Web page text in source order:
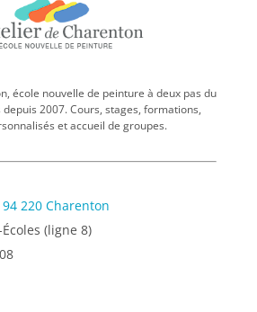
école nouvelle de peinture à deux pas du
depuis 2007. Cours, stages, formations,
et accueil de groupes.
220 Charenton
(ligne 8)